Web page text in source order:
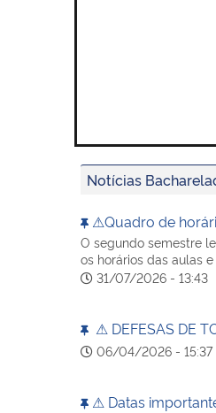
Notícias
⚠Quadro de
O segundo semestre
os horários das aulas
31/07/2026 - 13:43
⚠ DEFESAS DE
06/04/2026 - 15:37
⚠ Datas